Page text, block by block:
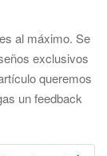
al máximo. Se
exclusivos
queremos
un feedback